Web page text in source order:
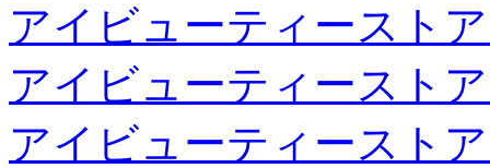
アイビューティースト
アイビューティースト
アイビューティースト